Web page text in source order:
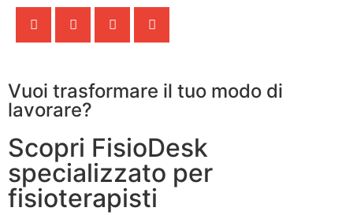
Vuoi trasformare il tuo modo di
lavorare?
Scopri FisioDesk
specializzato per
fisioterapisti